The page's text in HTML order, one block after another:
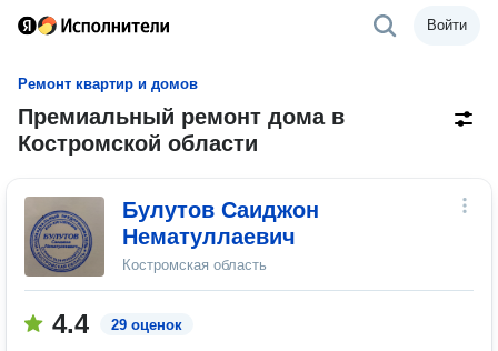
Войти
Ремонт квартир и домов
Премиальный ремонт дома в
Костромской области
Булутов Саиджон
Нематуллаевич
Костромская область
4.4 29 оценок